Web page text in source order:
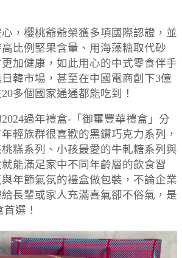
，櫻桃爺爺榮獲多項國際認證，並
比例堅果含量、用海藻糖取代砂
加健康，如此用心的中式零食伴手
韓市場，甚至在中國電商創下3億
多個國家通通都能吃到！
過年禮盒-「御璽豐華禮盒」分
輕族群很喜歡的黑鑽巧克力系列，
糕系列、小孩最愛的牛軋糖系列與
能滿足家中不同年齡層的飲食習
年節氣氛的禮盒做包裝，不論企業
長輩或家人充滿喜氣卻不俗氣，是
選！